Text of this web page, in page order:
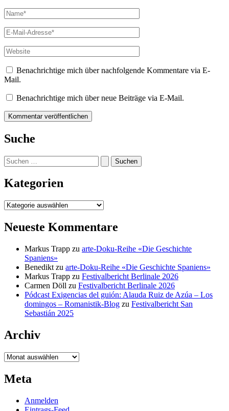
Name*
E-
Mail-
Adresse*
Website
Benachrichtige mich über nachfolgende Kommentare via E-
Mail.
Benachrichtige mich über neue Beiträge via E-Mail.
Suche
Suchen
nach:
Kategorien
Kategorien
Neueste Kommentare
Markus Trapp zu arte-Doku-Reihe «Die Geschichte
Spaniens»
Benedikt zu arte-Doku-Reihe «Die Geschichte Spaniens»
Markus Trapp zu Festivalbericht Berlinale 2026
Carmen Döll zu Festivalbericht Berlinale 2026
Pódcast Exigencias del guión: Alauda Ruiz de Azúa – Los
domingos – Romanistik-Blog zu Festivalbericht San
Sebastián 2025
Archiv
Archiv
Meta
Anmelden